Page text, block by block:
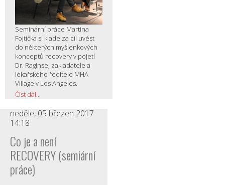
Seminární práce Martina
Fojtíčka si klade za cíl uvést
do některých myšlenkových
konceptů recovery v pojetí
Dr. Raginse, zakladatele a
lékařského ředitele MHA
Village v Los Angeles.
Číst dál...
neděle, 05 březen 2017
14:18
Co je a není
RECOVERY (semiární
práce)